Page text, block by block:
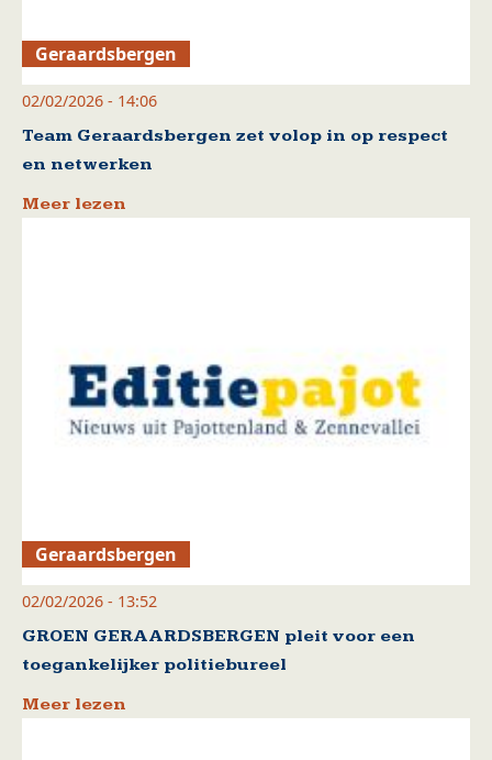
Geraardsbergen
02/02/2026 - 14:06
Team Geraardsbergen zet volop in op respect
en netwerken
Meer lezen
Geraardsbergen
02/02/2026 - 13:52
GROEN GERAARDSBERGEN pleit voor een
toegankelijker politiebureel
Meer lezen